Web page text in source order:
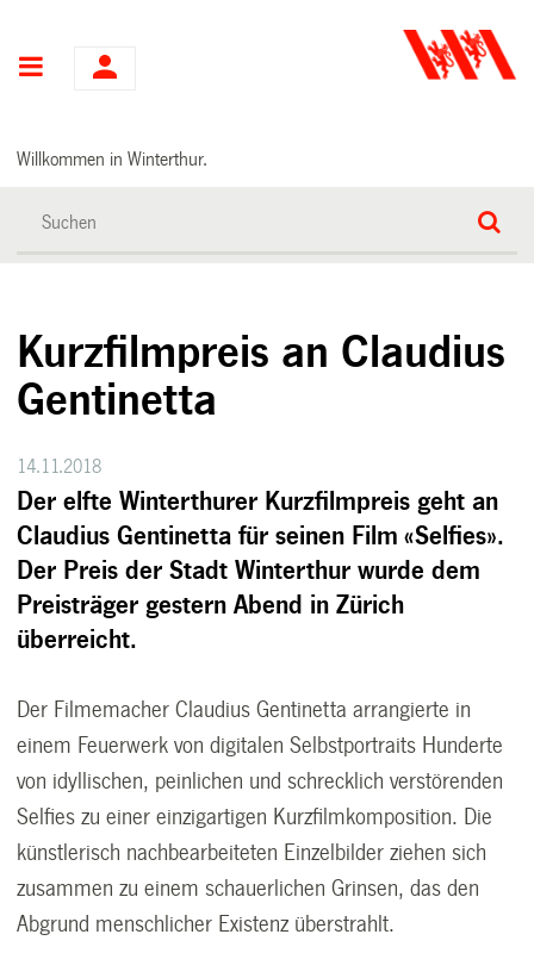
Hauptnavigation
Willkommen in Winterthur.
Kurzfilmpreis an Claudius
Gentinetta
14.11.2018
Der elfte Winterthurer Kurzfilmpreis geht an
Claudius Gentinetta für seinen Film «Selfies».
Der Preis der Stadt Winterthur wurde dem
Preisträger gestern Abend in Zürich
überreicht.
Der Filmemacher Claudius Gentinetta arrangierte in
einem Feuerwerk von digitalen Selbstportraits Hunderte
von idyllischen, peinlichen und schrecklich verstörenden
Selfies zu einer einzigartigen Kurzfilmkomposition. Die
künstlerisch nachbearbeiteten Einzelbilder ziehen sich
zusammen zu einem schauerlichen Grinsen, das den
Abgrund menschlicher Existenz überstrahlt.